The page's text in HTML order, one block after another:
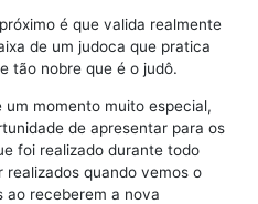
é que valida realmente
de um judoca que pratica
tão nobre que é o judô.
momento muito especial,
de apresentar para os
foi realizado durante todo
quando vemos o
ao receberem a nova